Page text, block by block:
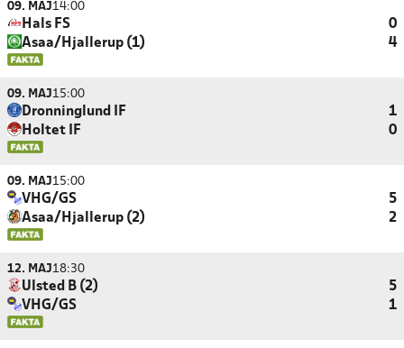
09. MAJ14:00
Hals FS
0
Asaa/Hjallerup (1)
4
09. MAJ15:00
Dronninglund IF
1
Holtet IF
0
09. MAJ15:00
VHG/GS
5
Asaa/Hjallerup (2)
2
12. MAJ18:30
Ulsted B (2)
5
VHG/GS
1